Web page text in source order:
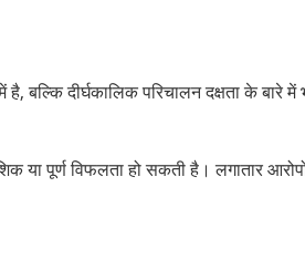
बल्कि दीर्घकालिक परिचालन दक्षता के बारे
पूर्ण विफलता हो सकती है। लगातार